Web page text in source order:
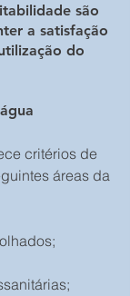
são
a satisfação
do
critérios de
áreas da